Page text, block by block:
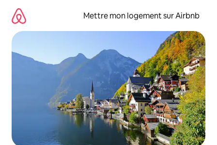
directement
contenu
Mettre mon logement sur Airbnb